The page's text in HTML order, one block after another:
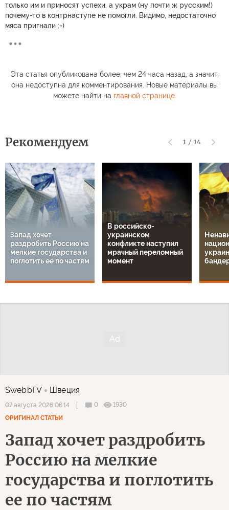
только им и приносят успехи, а украм (ну почти ж русским!)
почему-то в контрнаступе не помогли. Видимо, недостаточно
мяса пригнали :-)
Эта статья опубликована более, чем 24 часа назад, а значит,
она недоступна для комментирования. Новые материалы вы
можете найти на главной странице.
Рекомендуем 1 / 14
Запад хочет
раздробить Россию на
мелкие государства и
поглотить ее по частям
В российско-
украинском
конфликте наступил
мрачный переломный
момент
SwebbTV Швеция
07 августа 2026 06:14 0
1930
ОРИГИНАЛ СТАТЬИ
Запад хочет раздробить
Россию на мелкие
государства и поглотить
ее по частям